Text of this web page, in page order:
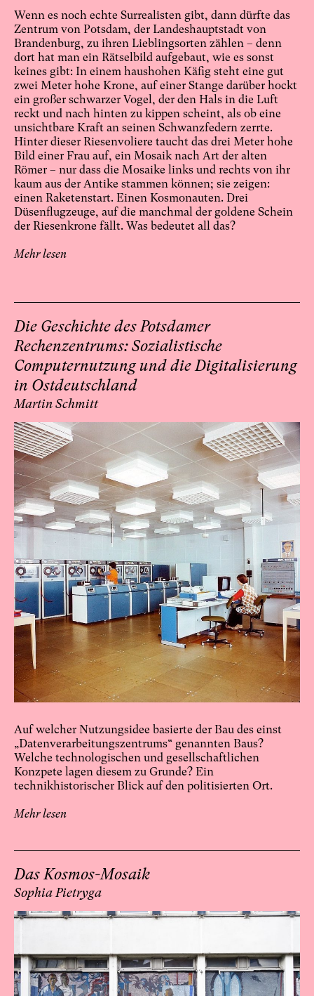
Wenn es noch echte Surrealisten gibt, dann dürfte das
Zentrum von Potsdam, der Landeshauptstadt von
Brandenburg, zu ihren Lieblingsorten zählen – denn
dort hat man ein Rätselbild aufgebaut, wie es sonst
keines gibt: In einem haushohen Käfig steht eine gut
zwei Meter hohe Krone, auf einer Stange darüber hockt
ein großer schwarzer Vogel, der den Hals in die Luft
reckt und nach hinten zu kippen scheint, als ob eine
unsichtbare Kraft an seinen Schwanzfedern zerrte.
Hinter dieser Riesenvoliere taucht das drei Meter hohe
Bild einer Frau auf, ein Mosaik nach Art der alten
Römer – nur dass die Mosaike links und rechts von ihr
kaum aus der Antike stammen können; sie zeigen:
einen Raketenstart. Einen Kosmonauten. Drei
Düsenflugzeuge, auf die manchmal der goldene Schein
der Riesenkrone fällt. Was bedeutet all das?
Mehr lesen
Die Geschichte des Potsdamer
Rechenzentrums: Sozialistische
Computernutzung und die Digitalisierung
in Ostdeutschland
Martin Schmitt
Auf welcher Nutzungsidee basierte der Bau des einst
„Datenverarbeitungszentrums“ genannten Baus?
Welche technologischen und gesellschaftlichen
Konzpete lagen diesem zu Grunde? Ein
technikhistorischer Blick auf den politisierten Ort.
Mehr lesen
Das Kosmos-Mosaik
Sophia Pietryga